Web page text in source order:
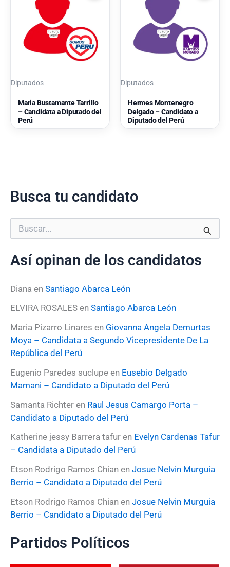
Diputados
Maria Bustamante Tarrillo
– Candidata a Diputado del
Perú
Diputados
Hermes Montenegro
Delgado – Candidato a
Diputado del Perú
Busca tu candidato
u
c
p
r
Así opinan de los candidatos
Diana en Santiago Abarca León
ELVIRA ROSALES en Santiago Abarca León
Maria Pizarro Linares en Giovanna Angela Demurtas
Moya – Candidata a Segundo Vicepresidente De La
República del Perú
Eugenio Paredes suclupe en Eusebio Delgado
Mamani – Candidato a Diputado del Perú
Samanta Richter en Raul Jesus Camargo Porta –
Candidato a Diputado del Perú
Katherine jessy Barrera tafur en Evelyn Cardenas Tafur
– Candidata a Diputado del Perú
Etson Rodrigo Ramos Chian en Josue Nelvin Murguia
Berrio – Candidato a Diputado del Perú
Etson Rodrigo Ramos Chian en Josue Nelvin Murguia
Berrio – Candidato a Diputado del Perú
Partidos Políticos